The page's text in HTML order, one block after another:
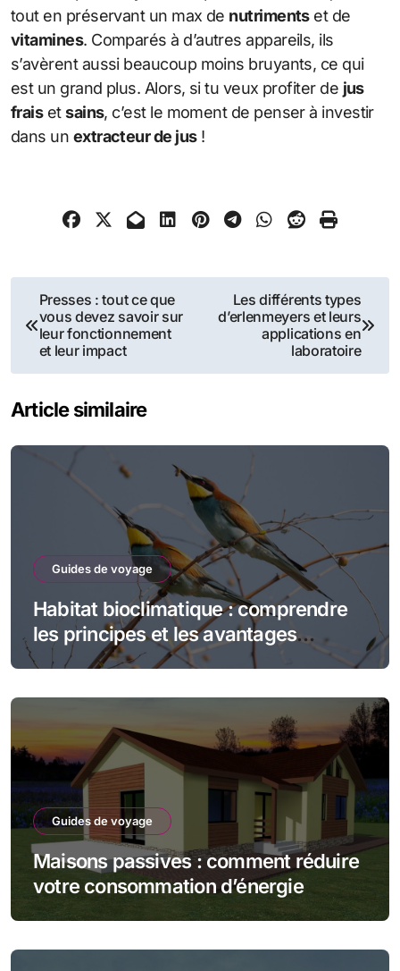
tout en préservant un max de nutrimentset de
vitamines. Comparés à d’autres appareils, ils
s’avèrent aussi beaucoup moins bruyants, ce qui
est un grand plus. Alors, si tu veux profiter de jus
fraisetsains, c’est le moment de penser à investir
dans un extracteur de jus!
Navigation
de
l’article
Presses : tout ce que
vous devez savoir sur
leur fonctionnement
et leur impact
Les différents types
d’erlenmeyers et leurs
applications en
laboratoire
Article similaire
Guides de voyage
Habitat bioclimatique : comprendre
les principes et les avantages
écologiques
Guides de voyage
Maisons passives : comment réduire
votre consommation d’énergie